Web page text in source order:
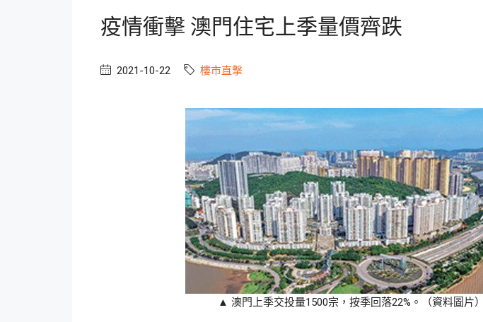
疫情衝擊 澳門住宅上季量價齊跌
2021-10-22 樓市直撃
▲ 澳門上季交投量1500宗，按季回落22%。（資料圖片）